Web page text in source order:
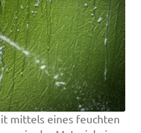
mittels eines feuchten